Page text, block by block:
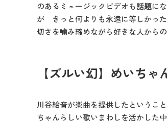
のあるミュージックビデオも話題に
が きっと何よりも永遠に等しかっ
切さを噛み締めながら好きな人から
【ズルい幻】めいちゃ
川谷絵音が楽曲を提供したというこ
ちゃんらしい歌いまわしを活かした